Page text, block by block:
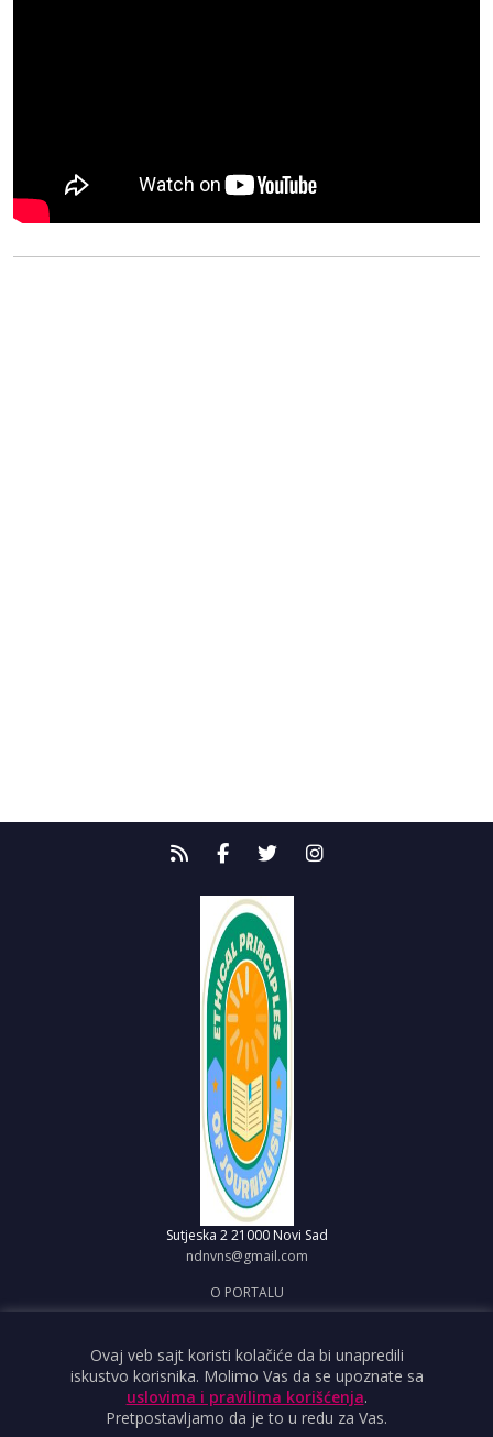
Sutjeska 2 21000 Novi Sad
ndnvns@gmail.com
O PORTALU
OBJAVI VEST
USLOVI KORIŠĆENJA
Ovaj veb sajt koristi kolačiće da bi unapredili
iskustvo korisnika. Molimo Vas da se upoznate sa
uslovima i pravilima korišćenja.
Pretpostavljamo da je to u redu za Vas.